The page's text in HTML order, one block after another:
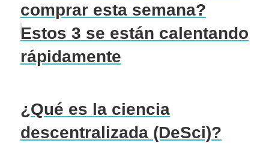
comprar esta semana?
Estos 3 se están calentando
rápidamente
¿Qué es la ciencia
descentralizada (DeSci)?